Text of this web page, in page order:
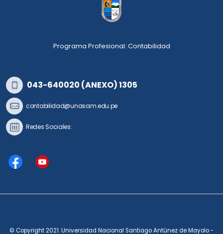
Programa Profesional: Contabilidad
043-640020 (ANEXO) 1305
contabilidad@unasam.edu.pe
Redes Sociales:
© Copyright 2021. Universidad Nacional Santiago Antúnez de Mayolo -